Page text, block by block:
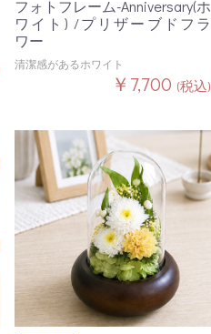
フォトフレーム-Anniversary(ホ
ワイト) /プリザーブドフラ
ワー
清潔感があるホワイト
￥7,700 (税込)